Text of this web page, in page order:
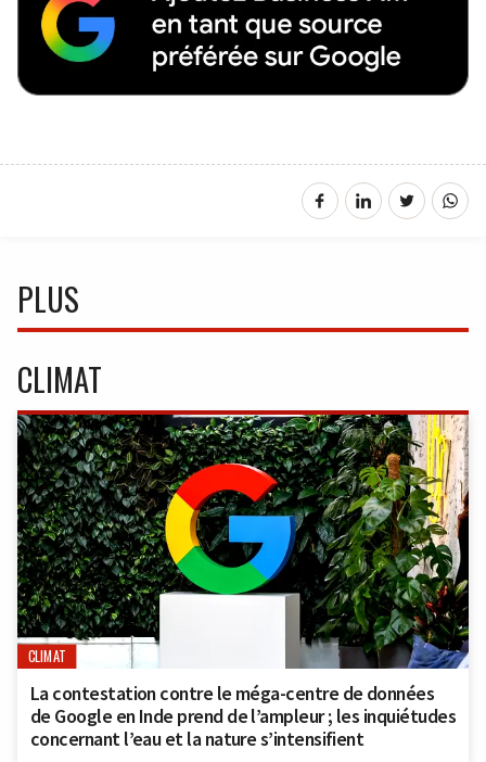
PLUS
CLIMAT
CLIMAT
La contestation contre le méga-centre de données
de Google en Inde prend de l’ampleur ; les inquiétudes
concernant l’eau et la nature s’intensifient